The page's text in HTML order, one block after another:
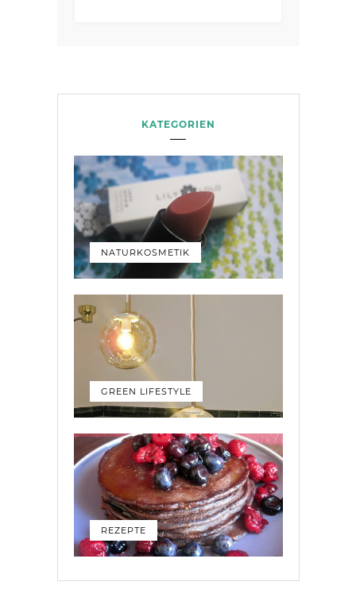
KATEGORIEN
NATURKOSMETIK
GREEN LIFESTYLE
REZEPTE